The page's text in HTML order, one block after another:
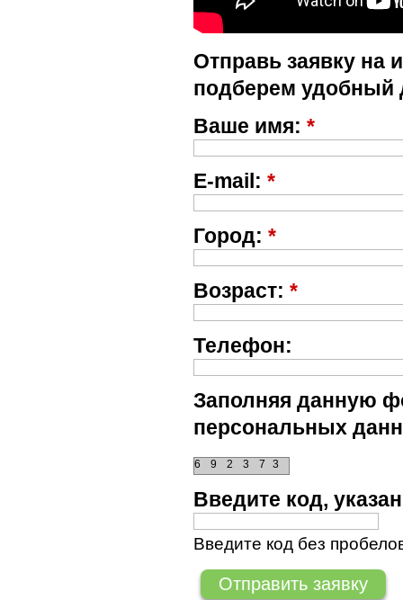
Отправь заявку на
подберем удобный
Ваше имя: *
E-mail: *
Город: *
Возраст: *
Телефон:
Заполняя данную
персональных
7 3
3
2
9
6
Введите код,
Введите код без